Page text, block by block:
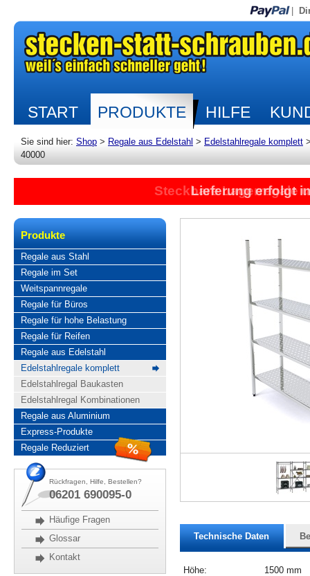
START PRODUKTE HILFE
Sie sind hier: Shop > Regale aus Edelstahl > Edelstahlregale komplett
40000
Steckbare Lagerregale
Lieferung erfolgt
Produkte
Regale aus Stahl
Regale im Set
Weitspannregale
Regale für Büros
Regale für hohe Belastung
Regale für Reifen
Regale aus Edelstahl
Edelstahlregale komplett
Edelstahlregal Baukasten
Edelstahlregal Kombinationen
Regale aus Aluminium
Express-Produkte
Regale Reduziert
Rückfragen, Hilfe, Bestellen?
06201 690095-0
Häufige Fragen
Glossar
Kontakt
Technische Daten
Höhe:
1500 mm